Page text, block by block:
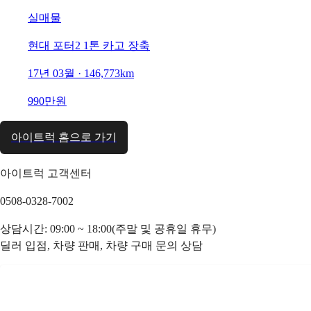
실매물
현대 포터2 1톤 카고 장축
17년 03월 · 146,773km
990만원
아이트럭 홈으로 가기
아이트럭 고객센터
0508-0328-7002
상담시간: 09:00 ~ 18:00(주말 및 공휴일 휴무)
딜러 입점, 차량 판매, 차량 구매 문의 상담